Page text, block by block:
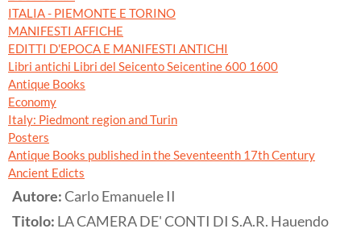
ITALIA - PIEMONTE E TORINO
MANIFESTI AFFICHE
EDITTI D'EPOCA E MANIFESTI ANTICHI
Libri antichi Libri del Seicento Seicentine 600 1600
Antique Books
Economy
Italy: Piedmont region and Turin
Posters
Antique Books published in the Seventeenth 17th Century
Ancient Edicts
Autore:Carlo Emanuele II
Titolo: LA CAMERA DE' CONTI DI S.A.R. Hauendo